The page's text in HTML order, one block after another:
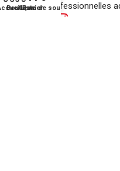
solutions professionnelles
Boutique
Panier
Liste de souhaits